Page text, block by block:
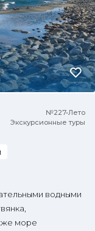
№227•Лето
Экскурсионные туры
водными
море